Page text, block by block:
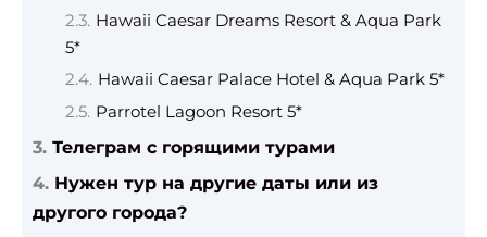
Hawaii Caesar Dreams Resort & Aqua Park
5*
Hawaii Caesar Palace Hotel & Aqua Park 5*
Parrotel Lagoon Resort 5*
Телеграм с горящими турами
Нужен тур на другие даты или из
другого города?